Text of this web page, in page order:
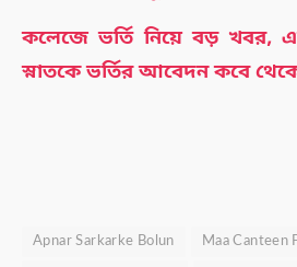
কলেজে ভর্তি নিয়ে বড় খবর,
স্নাতকে ভর্তির আবেদন কবে
Apnar Sarkarke Bolun Maa Canteen